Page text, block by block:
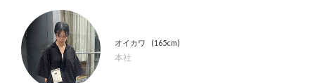
オイカワ
本社
165cm